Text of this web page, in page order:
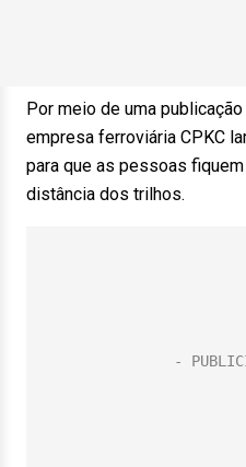
Por meio de uma
empresa ferroviária CPKC
para que as pessoas
distância dos trilhos.